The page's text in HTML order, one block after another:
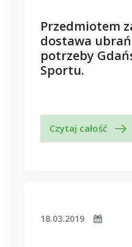
Przedmiotem
dostawa
potrzeby
Sportu.
Czytaj całość
18.03.2019